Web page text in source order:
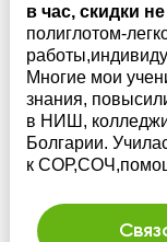
в час, скидки
полиглотом-
Многие мои
знания,
в НИШ,
Болгарии.
к